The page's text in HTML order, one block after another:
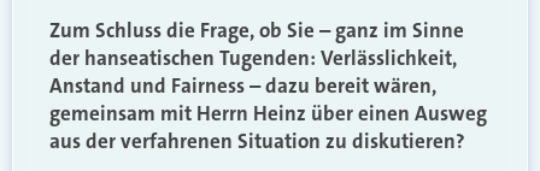
Zum Schluss die Frage, ob Sie – ganz im Sinne
der hanseatischen Tugenden: Verlässlichkeit,
Anstand und Fairness – dazu bereit wären,
gemeinsam mit Herrn Heinz über einen Ausweg
aus der verfahrenen Situation zu diskutieren?